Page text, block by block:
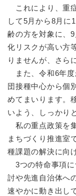
これにより、重
して5月から8月に
齢の方を対象に、
化リスクが高い方
りませんが、さら
また、令和6年度
団接種中心から個
めてまいります。
いよう、しっかり
私の重点政策を
まちづくり推進室
種課題の解決に向
3つの特命事項に
討や先進自治体へ
速やかに動き出し